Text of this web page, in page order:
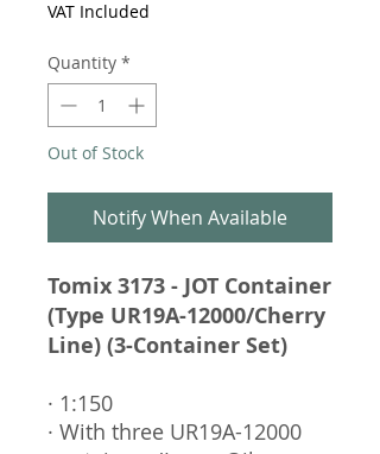
VAT Included
Quantity *
Out of Stock
Notify When Available
Tomix 3173 - JOT Container
(Type UR19A-12000/Cherry
Line) (3-Container Set)
· 1:150
· With three UR19A-12000